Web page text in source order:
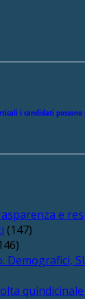
i candidati
e
(147)
Demografici,
quindicinale